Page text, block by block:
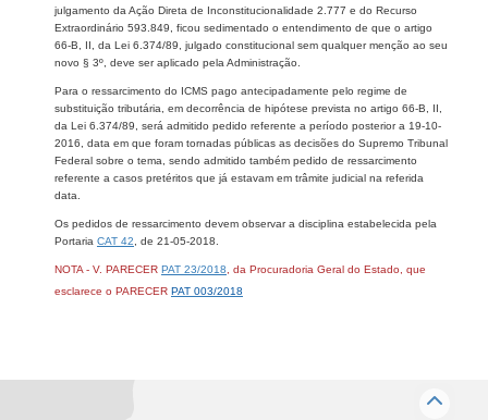
julgamento da Ação Direta de Inconstitucionalidade 2.777 e do Recurso
Extraordinário 593.849, ficou sedimentado o entendimento de que o artigo
66-B, II, da Lei 6.374/89, julgado constitucional sem qualquer menção ao seu
novo § 3º, deve ser aplicado pela Administração.
Para o ressarcimento do ICMS pago antecipadamente pelo regime de
substituição tributária, em decorrência de hipótese prevista no artigo 66-B, II,
da Lei 6.374/89, será admitido pedido referente a período posterior a 19-10-
2016, data em que foram tornadas públicas as decisões do Supremo Tribunal
Federal sobre o tema, sendo admitido também pedido de ressarcimento
referente a casos pretéritos que já estavam em trâmite judicial na referida
data.
Os pedidos de ressarcimento devem observar a disciplina estabelecida pela
Portaria CAT 42 , de 21-05-2018.
NOTA - V. PARECER PAT 23/2018 , da Procuradoria Geral do Estado, que
esclarece o PARECER PAT 003/2018